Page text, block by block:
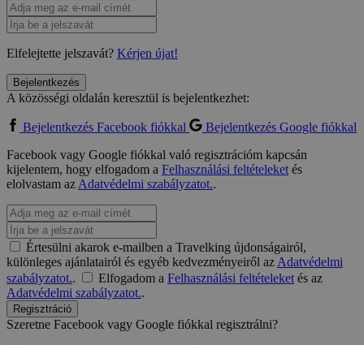
Elfelejtette jelszavát? Kérjen újat!
Bejelentkezés
A közösségi oldalán keresztül is bejelentkezhet:
Bejelentkezés Facebook fiókkal
Bejelentkezés Google fiókkal
Facebook vagy Google fiókkal való regisztrációm kapcsán
kijelentem, hogy elfogadom a Felhasználási feltételeketés
elolvastam azAdatvédelmi szabályzatot..
Értesülni akarok e-mailben a Travelking újdonságairól,
különleges ajánlatairól és egyéb kedvezményeiről azAdatvédelmi
szabályzatot.. Elfogadom a Felhasználási feltételeketés az
Adatvédelmi szabályzatot..
Regisztráció
Szeretne Facebook vagy Google fiókkal regisztrálni?